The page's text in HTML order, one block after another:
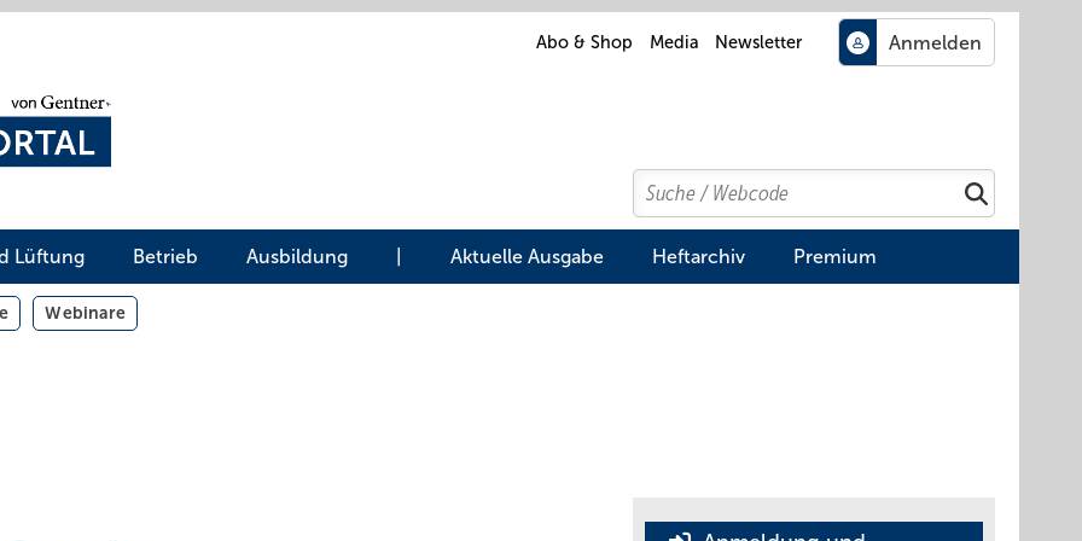
Abo & Shop Media Newsletter
Search
Suchen
Lüftung Betrieb Ausbildung Aktuelle Ausgabe Heftarchiv Premium
Webinare